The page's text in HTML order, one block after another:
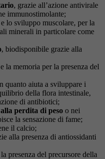
, grazie all’azione antivirale
immunostimolante;
e lo sviluppo muscolare, per la
minerali in particolare come
, biodisponibile grazie alla
e la memoria per la presenza del
quanto aiuta a sviluppare i
della flora intestinale,
di antibiotici;
perdita di peso o nei
la sensazione di fame;
il calcio;
alla presenza di antiossidanti
presenza del precursore della